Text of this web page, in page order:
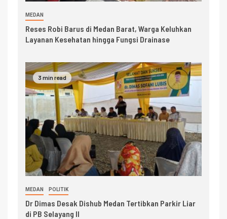
MEDAN
Reses Robi Barus di Medan Barat, Warga Keluhkan
Layanan Kesehatan hingga Fungsi Drainase
3 min read
MEDAN POLITIK
Dr Dimas Desak Dishub Medan Tertibkan Parkir Liar
di PB Selayang II